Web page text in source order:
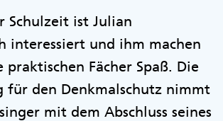
Schulzeit ist Julian
interessiert und ihm machen
Fächer Spaß. Die
für den Denkmalschutz nimmt
mit dem Abschluss seines